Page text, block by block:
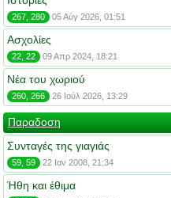
267, 280 05 Αύγ 2026, 01:51
Ασχολίες
22, 22 09 Απρ 2024, 18:21
Νέα του χωριού
260, 266 26 Ιούλ 2026, 13:29
Παραδοση
Συνταγές της γιαγιάς
59, 59 22 Ιαν 2008, 21:34
Ήθη και έθιμα